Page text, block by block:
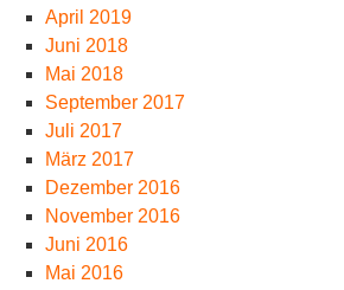
April 2019
Juni 2018
Mai 2018
September 2017
Juli 2017
März 2017
Dezember 2016
November 2016
Juni 2016
Mai 2016